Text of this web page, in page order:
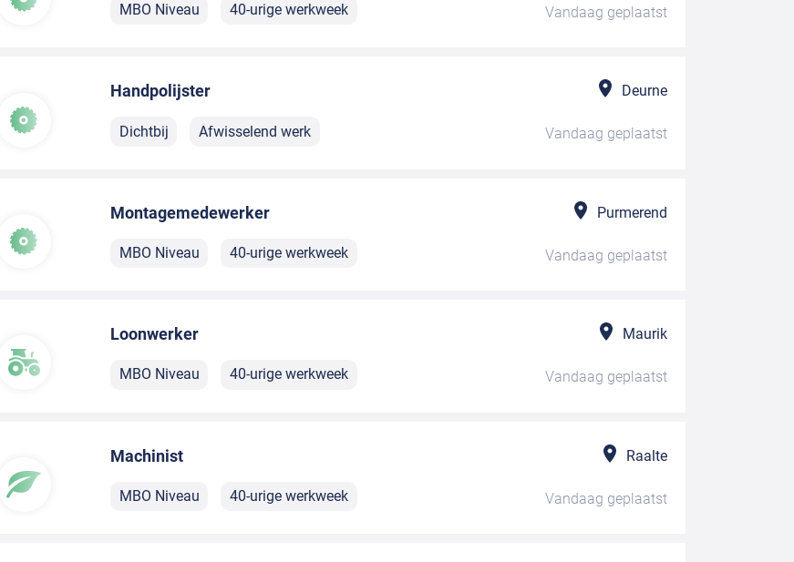
MBO Niveau 40-urige werkweek Vandaag geplaatst
Handpolijster Deurne
Dichtbij Afwisselend werk Vandaag geplaatst
Montagemedewerker Purmerend
MBO Niveau 40-urige werkweek Vandaag geplaatst
Loonwerker Maurik
MBO Niveau 40-urige werkweek Vandaag geplaatst
Machinist Raalte
MBO Niveau 40-urige werkweek Vandaag geplaatst